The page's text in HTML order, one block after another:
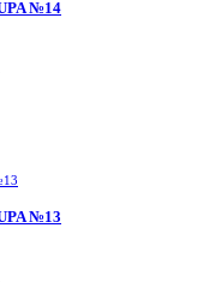
№14
№13